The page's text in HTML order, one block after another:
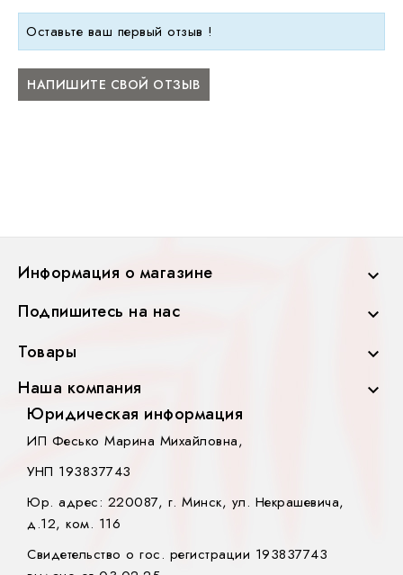
Оставьте ваш первый отзыв !
НАПИШИТЕ СВОЙ ОТЗЫВ
Информация о магазине 
Подпишитесь на нас 
Товары 
Наша компания 
Юридическая информация
ИП Фесько Марина Михайловна,
УНП 193837743
Юр. адрес: 220087, г. Минск, ул. Некрашевича,
д.12, ком. 116
Свидетельство о гос. регистрации 193837743